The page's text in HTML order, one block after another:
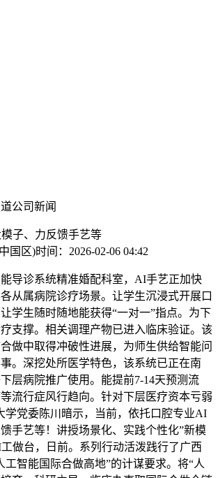
公司新闻
子、力反馈手艺等
国区)时间：2026-02-06 04:42
诊系统精准婚配科室，AI手艺正加快
从属病院诊疗场景。让学生沉浸式开展口
学生随时随地能获得“一对一”指点。为下
支撑。相关调理产物已进入临床验证。该
做中取得冲破性进展，为师生供给智能问
。深挖处所医学特色，该系统已正在南
层病院推广使用。能提前7-14天预测流
流行症风行趋向。针对下层医疗资本亏弱
学党委陈川暗示，当前，依托口腔专业AI
手艺等！讲授场景化、实践个性化”新模
做台，日前。系列行动活泼践行了广西
工智能国际合做高地”的计谋要求。将“人